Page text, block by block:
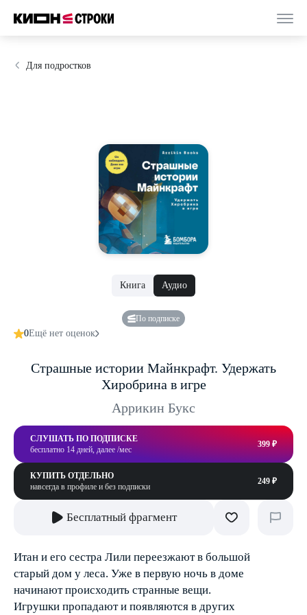
Для подростков
Книга Аудио
По подписке
0Ещё нет оценок
Страшные истории Майнкрафт. Удержать
Хиробрина в игре
Аррикин Букс
СЛУШАТЬ ПО ПОДПИСКЕ
бесплатно 14 дней, далее /мес
399 ₽
КУПИТЬ ОТДЕЛЬНО
навсегда в профиле и без подписки
249 ₽
Бесплатный фрагмент
Итан и его сестра Лили переезжают в большой
старый дом у леса. Уже в первую ночь в доме
начинают происходить странные вещи.
Игрушки пропадают и появляются в других